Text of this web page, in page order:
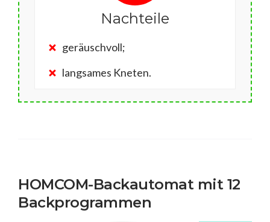
Nachteile
geräuschvoll;
langsames Kneten.
HOMCOM-Backautomat mit 12
Backprogrammen